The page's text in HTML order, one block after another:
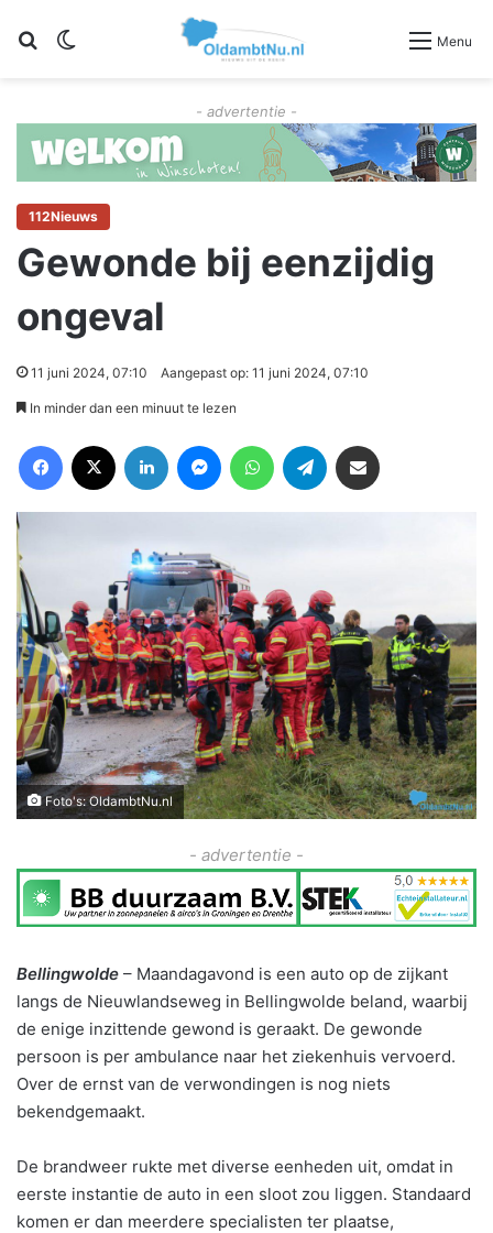
Zoeken Menu
- advertentie -
112Nieuws
Gewonde bij eenzijdig
ongeval
11 juni 2024, 07:10 Aangepast op: 11 juni 2024, 07:10
In minder dan een minuut te lezen
Foto's: OldambtNu.nl
- advertentie -
Bellingwolde – Maandagavond is een auto op de zijkant
langs de Nieuwlandseweg in Bellingwolde beland, waarbij
de enige inzittende gewond is geraakt. De gewonde
persoon is per ambulance naar het ziekenhuis vervoerd.
Over de ernst van de verwondingen is nog niets
bekendgemaakt.
De brandweer rukte met diverse eenheden uit, omdat in
eerste instantie de auto in een sloot zou liggen. Standaard
komen er dan meerdere specialisten ter plaatse,